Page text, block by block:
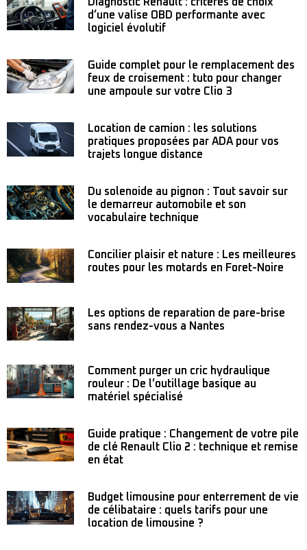
Diagnostic Renault : critères de choix
d’une valise OBD performante avec
logiciel évolutif
Guide complet pour le remplacement des
feux de croisement : tuto pour changer
une ampoule sur votre Clio 3
Location de camion : les solutions
pratiques proposées par ADA pour vos
trajets longue distance
Du solenoide au pignon : Tout savoir sur
le demarreur automobile et son
vocabulaire technique
Concilier plaisir et nature : Les meilleures
routes pour les motards en Foret-Noire
Les options de reparation de pare-brise
sans rendez-vous a Nantes
Comment purger un cric hydraulique
rouleur : De l’outillage basique au
matériel spécialisé
Guide pratique : Changement de votre pile
de clé Renault Clio 2 : technique et remise
en état
Budget limousine pour enterrement de vie
de célibataire : quels tarifs pour une
location de limousine ?